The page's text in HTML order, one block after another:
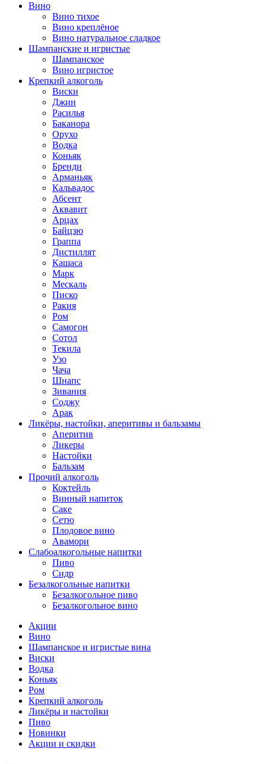
Вино
Вино тихое
Вино креплёное
Вино натуральное сладкое
Шампанские и игристые
Шампанское
Вино игристое
Крепкий алкоголь
Виски
Джин
Расилья
Баканора
Орухо
Водка
Коньяк
Бренди
Арманьяк
Кальвадос
Абсент
Аквавит
Арцах
Байцзю
Граппа
Дистиллят
Кашаса
Марк
Мескаль
Писко
Ракия
Ром
Самогон
Сотол
Текила
Узо
Чача
Шнапс
Зивания
Соджу
Арак
Ликёры, настойки, аперитивы и бальзамы
Аперитив
Ликеры
Настойки
Бальзам
Прочий алкоголь
Коктейль
Винный напиток
Саке
Сетю
Плодовое вино
Авамори
Слабоалкогольные напитки
Пиво
Сидр
Безалкогольные напитки
Безалкогольное пиво
Безалкогольное вино
Акции
Вино
Шампанское и игристые вина
Виски
Водка
Коньяк
Ром
Крепкий алкоголь
Ликёры и настойки
Пиво
Новинки
Акции и скидки